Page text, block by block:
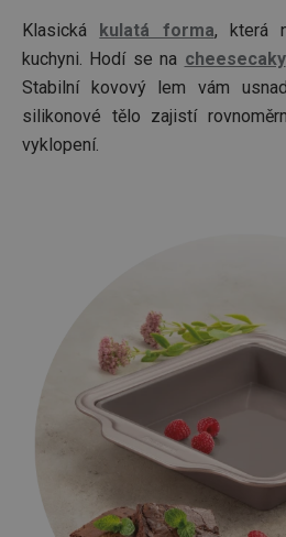
Klasická kulatá forma, která
kuchyni. Hodí se na cheesecaky
Stabilní kovový lem vám
silikonové tělo zajistí
vyklopení.